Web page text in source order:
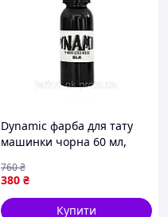
Dynamic фарба для тату
машинки чорна 60 мл,
чорнило для тату
380 ₴
760₴
Купити